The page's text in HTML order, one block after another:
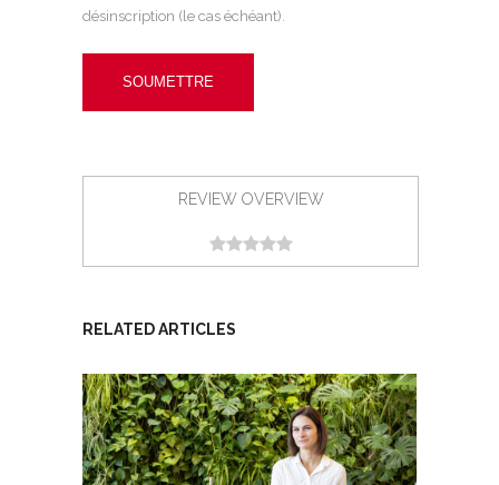
désinscription (le cas échéant).
REVIEW OVERVIEW
RELATED ARTICLES